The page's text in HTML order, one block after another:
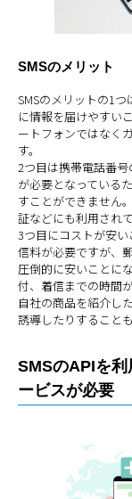
SMSのメリット
SMSのメリットの1
に情報を届けやすい
ートフォンではなく
す。
2つ目は携帯電話番
が必要となっている
すことができません
証などにも利用されて
3つ目にコストが安
信料が必要ですが、
圧倒的に安いことに
付、着信までの時間
自社の商品を紹介し
誘導したりすることも
SMSのAPIを
ービスが必要